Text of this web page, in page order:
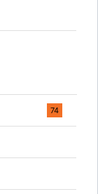
74